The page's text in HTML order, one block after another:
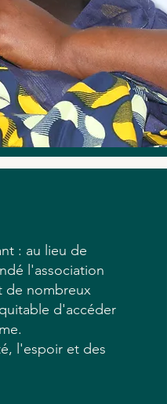
: au lieu de
l'association
de nombreux
d'accéder
l'espoir et des